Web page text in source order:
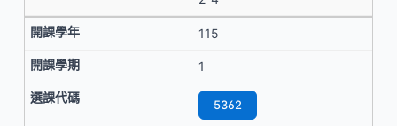
115
1
5362